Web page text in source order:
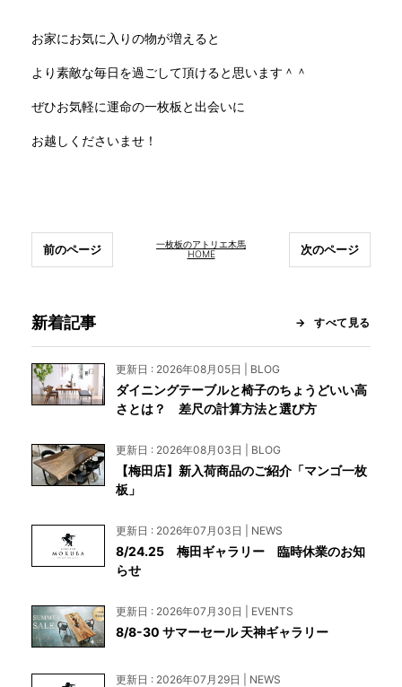
お家にお気に入りの物が増えると
より素敵な毎日を過ごして頂けると思います＾＾
ぜひお気軽に運命の一枚板と出会いに
お越しくださいませ！
一枚板のアトリエ木馬
HOME
前のページ 次のページ
新着記事 すべて見る
更新日 : 2026年08月05日 | BLOG
ダイニングテーブルと椅子のちょうどいい高
さとは？ 差尺の計算方法と選び方
更新日 : 2026年08月03日 | BLOG
【梅田店】新入荷商品のご紹介「マンゴ一枚
板」
更新日 : 2026年07月03日 | NEWS
8/24.25 梅田ギャラリー 臨時休業のお知
らせ
更新日 : 2026年07月30日 | EVENTS
8/8-30 サマーセール 天神ギャラリー
更新日 : 2026年07月29日 | NEWS